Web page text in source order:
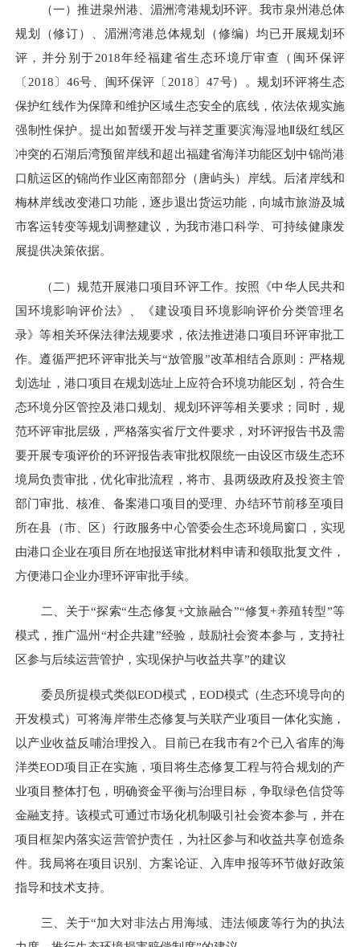
（一）推进泉州港、湄洲湾港规划环评。我市泉州港总体
规划（修订）、湄洲湾港总体规划（修编）均已开展规划环
评，并分别于2018年经福建省生态环境厅审查（闽环保评
〔2018〕46号、闽环保评〔2018〕47号）。规划环评将生态
保护红线作为保障和维护区域生态安全的底线，依法依规实施
强制性保护。提出如暂缓开发与祥芝重要滨海湿地Ⅱ级红线区
冲突的石湖后湾预留岸线和超出福建省海洋功能区划中锦尚港
口航运区的锦尚作业区南部部分（唐屿头）岸线。后渚岸线和
梅林岸线改变港口功能，逐步退出货运功能，向城市旅游及城
市客运转变等规划调整建议，为我市港口科学、可持续健康发
展提供决策依据。
（二）规范开展港口项目环评工作。 按照《中华人民共和
国环境影响评价法》、《建设项目环境影响评价分类管理名
录》等相关环保法律法规要求，依法推进港口项目环评审批工
作。遵循严把环评审批关与“放管服”改革相结合原则：严格规
划选址，港口项目在规划选址上应符合环境功能区划，符合生
态环境分区管控及港口规划、规划环评等相关要求；同时，规
范环评审批层级，严格落实省厅文件要求，对环评报告书及需
要开展专项评价的环评报告表审批权限统一由设区市级生态环
境局负责审批，优化审批流程，将市、县两级政府及投资主管
部门审批、核准、备案港口项目的受理、办结环节前移至项目
所在县（市、区）行政服务中心管委会生态环境局窗口，实现
由港口企业在项目所在地报送审批材料申请和领取批复文件，
方便港口企业办理环评审批手续。
二、关于“探索“生态修复+文旅融合”“修复+养殖转型”等
模式，推广温州“村企共建”经验，鼓励社会资本参与，支持社
区参与后续运营管护，实现保护与收益共享”的建议
委员所提模式类似EOD模式，EOD模式（生态环境导向的
开发模式）可将海岸带生态修复与关联产业项目一体化实施，
以产业收益反哺治理投入。目前已在我市有2个已入省库的海
洋类EOD项目正在实施，项目将生态修复工程与符合规划的产
业项目整体打包，明确资金平衡与治理目标，争取绿色信贷等
金融支持。该模式可通过市场化机制吸引社会资本参与，并在
项目框架内落实运营管护责任，为社区参与和收益共享创造条
件。我局将在项目识别、方案论证、入库申报等环节做好政策
指导和技术支持。
三、 关于“加大对非法占用海域、违法倾废等行为的执法